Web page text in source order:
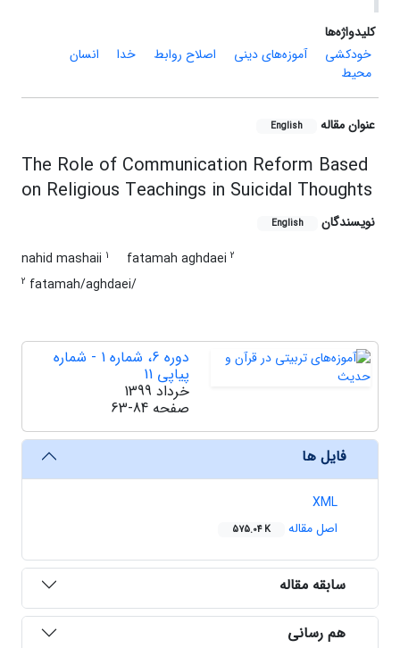
کلیدواژه‌ها
خودکشی
آموزه‌های دینی اصلاح روابط خدا
انسان
محیط
عنوان مقاله English
The Role of Communication Reform Based
on Religious Teachings in Suicidal Thoughts
نویسندگان English
nahid mashaii 1 fatamah aghdaei 2
2 fatamah/aghdaei/
دوره 6، شماره 1 - شماره
پیاپی 11
خرداد 1399
صفحه 63-84
فایل ها
XML
اصل مقاله
575.04 K
سابقه مقاله
هم رسانی